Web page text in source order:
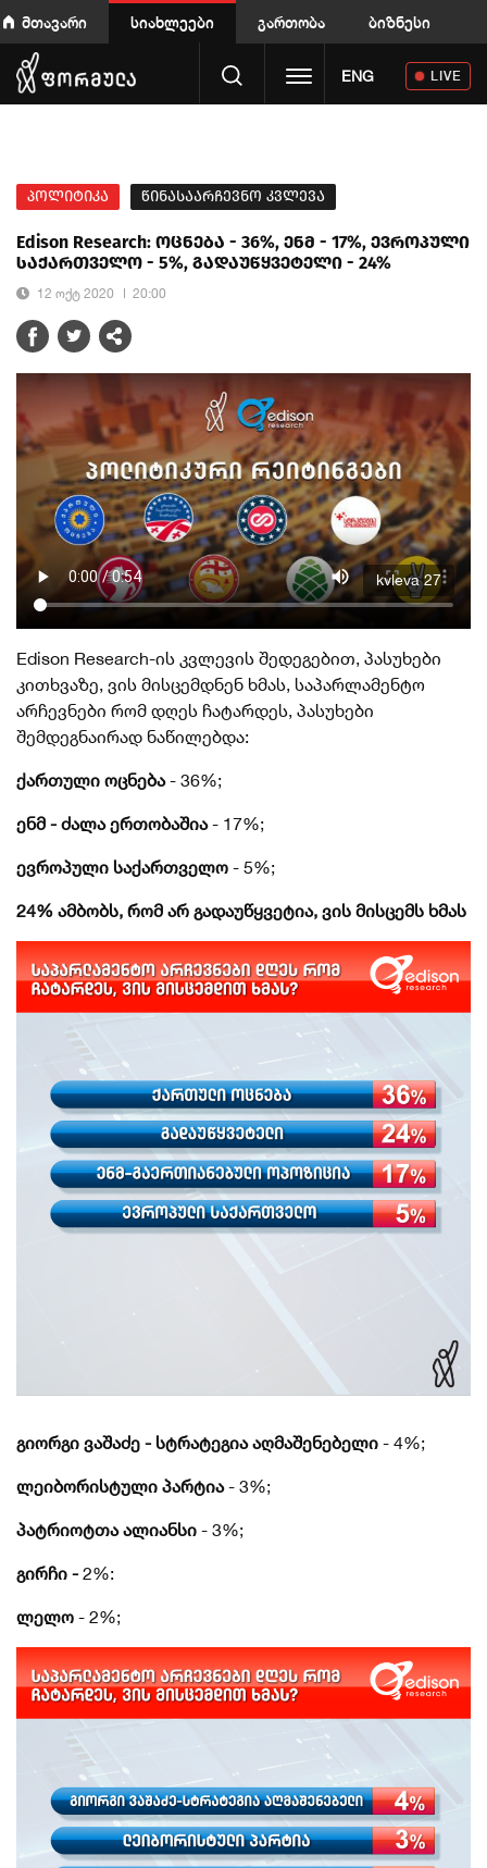
მთავარი სიახლეები გართობა ბიზნესი
Toggle navigation
ENG LIVE
პოლიტიკა წინასაარჩევნო კვლევა
Edison Research: ოცნება - 36%, ენმ - 17%, ევროპული
საქართველო - 5%, გადაუწყვეტელი - 24%
12 ოქტ 2020 20:00
kvleva 27
Edison Research-ის კვლევის შედეგებით, პასუხები
კითხვაზე, ვის მისცემდნენ ხმას, საპარლამენტო
არჩევნები რომ დღეს ჩატარდეს, პასუხები
შემდეგნაირად ნაწილებდა:
ქართული ოცნება- 36%;
ენმ - ძალა ერთობაშია- 17%;
ევროპული საქართველო - 5%;
24% ამბობს, რომ არ გადაუწყვეტია, ვის მისცემს ხმას
გიორგი ვაშაძე - სტრატეგია აღმაშენებელი - 4%;
ლეიბორისტული პარტია- 3%;
პატრიოტთა ალიანსი - 3%;
გირჩი - 2%:
ლელო - 2%;